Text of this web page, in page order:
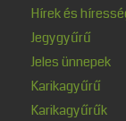
Hírek és
Jegygyűrű
Jeles ünnepek
Karikagyűrű
Karikagyűrűk